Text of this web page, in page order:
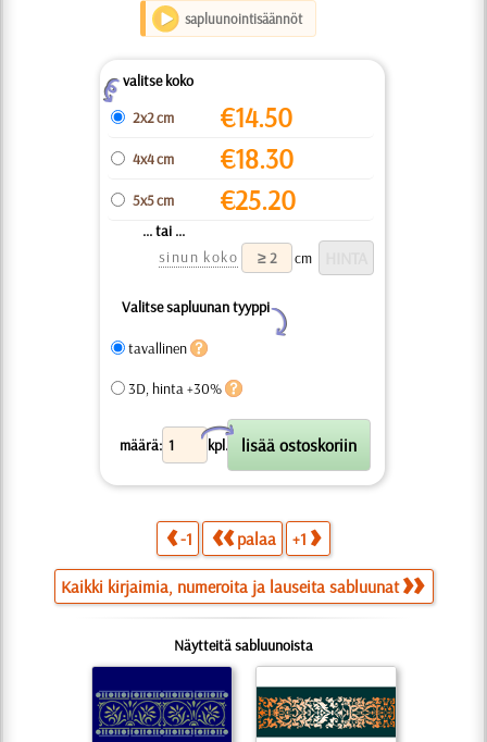
sapluunointisäännöt
Zvalitse koko
2x2 cm
€14.50
4x4 cm €18.30
5x5 cm €25.20
... tai ...
sinun koko
cm
Valitse sapluunan tyyppi
Y
tavallinen
3D, hinta +30%
määrä: kpl.
X
-1 palaa +1
Kaikki kirjaimia, numeroita ja lauseita sabluunat
Näytteitä sabluunoista